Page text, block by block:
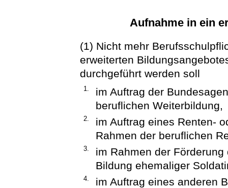
Aufnahme in ein
(1) Nicht mehr
erweiterten
durchgeführt werden soll
1.
im Auftrag der
beruflichen Weiterbildung,
2.
im Auftrag eines Renten-
Rahmen der beruflichen
3.
im Rahmen der
Bildung ehemaliger
4.
im Auftrag eines anderen